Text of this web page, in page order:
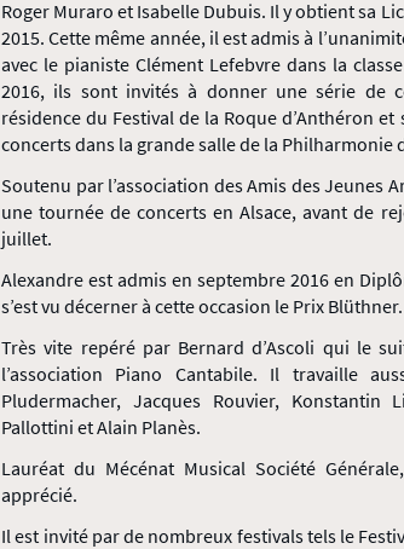
Roger Muraro et Isabelle Dubuis. Il y obtient sa
2015. Cette même année, il est admis à
avec le pianiste Clément Lefebvre dans la
2016, ils sont invités à donner une série de
résidence du Festival de la Roque d’Anthéron
concerts dans la grande salle de la Philharmonie
Soutenu par l’association des Amis des Jeunes
une tournée de concerts en Alsace, avant de
juillet.
Alexandre est admis en septembre 2016 en
s’est vu décerner à cette occasion le Prix Blüthner.
Très vite repéré par Bernard d’Ascoli qui le
l’association Piano Cantabile. Il travaille
Pludermacher, Jacques Rouvier, Konstantin
Pallottini et Alain Planès.
Lauréat du Mécénat Musical Société
apprécié.
Il est invité par de nombreux festivals tels le